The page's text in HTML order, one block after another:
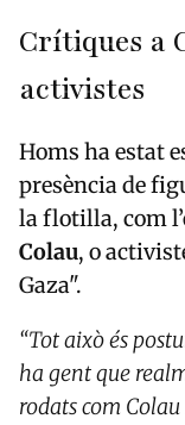
Crítiques a
activistes
Homs ha estat
presència de
la flotilla, com
Colau, o
Gaza".
“Tot això és
ha gent que
rodats com